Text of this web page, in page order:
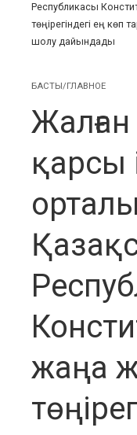
Республикасы
төңірегіндегі ең көп
шолу дайындады
БАСТЫ/ГЛАВНОЕ
қарсы
жаңа